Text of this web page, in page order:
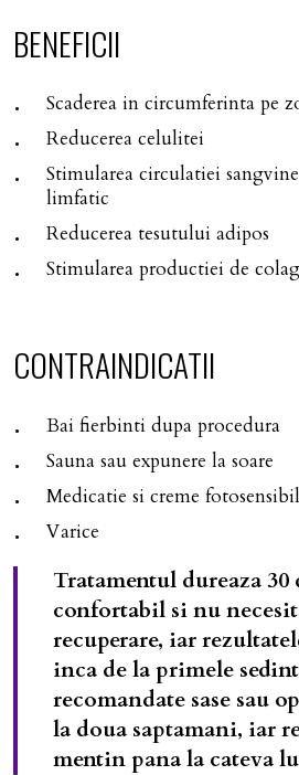
BENEFICII
Scaderea in circumferinta pe
Reducerea celulitei
Stimularea circulatiei
limfatic
Reducerea tesutului adipos
Stimularea productiei de
CONTRAINDICATII
Bai fierbinti dupa procedura
Sauna sau expunere la soare
Medicatie si creme
Varice
Tratamentul dureaza 30
confortabil si nu
recuperare, iar
inca de la primele
recomandate sase sau
la doua saptamani, iar
mentin pana la cateva